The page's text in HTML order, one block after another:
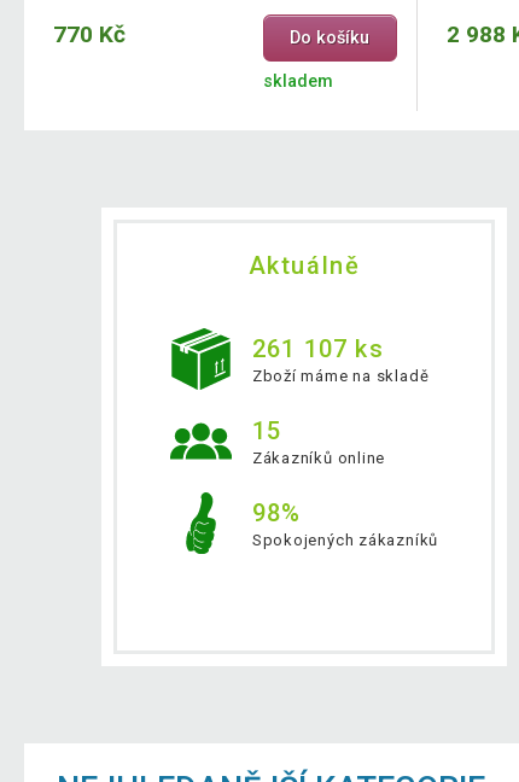
770 Kč Do košíku
skladem
2 988
Aktuálně
261 107 ks
Zboží máme na skladě
15
Zákazníků online
98%
Spokojených zákazníků